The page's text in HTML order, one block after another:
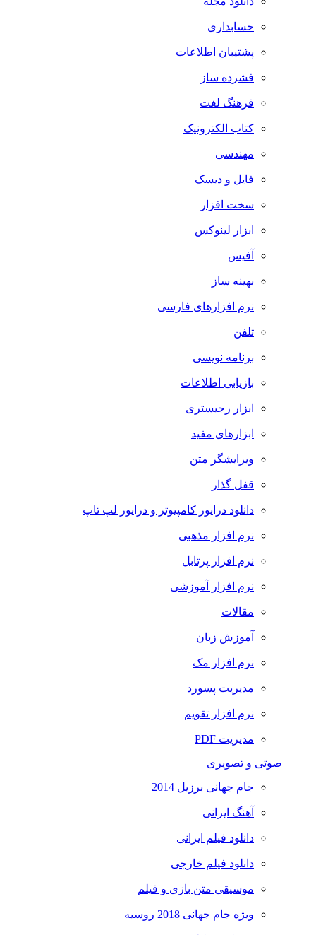
حسابداری
پشتیبان اطلاعات
فشرده ساز
فرهنگ لغت
کتاب الکترونیک
مهندسی
فایل و دیسک
سخت افزار
ابزار لینوکس
آفیس
بهینه ساز
نرم افزارهای فارسی
تلفن
برنامه نویسی
بازیابی اطلاعات
ابزار رجیستری
ابزارهای مفید
ویرایشگر متن
قفل گذار
دانلود درایور کامپیوتر و درایور لپ تاپ
نرم افزار مذهبی
نرم افزار پرتابل
نرم افزار آموزشی
مقالات
آموزش زبان
نرم افزار مک
مدیریت پسورد
نرم افزار تقویم
مدیریت PDF
صوتی و تصویری
جام جهانی برزیل 2014
آهنگ ایرانی
دانلود فیلم ایرانی
دانلود فیلم خارجی
موسیقی متن بازی و فیلم
ویژه جام جهانی 2018 روسیه